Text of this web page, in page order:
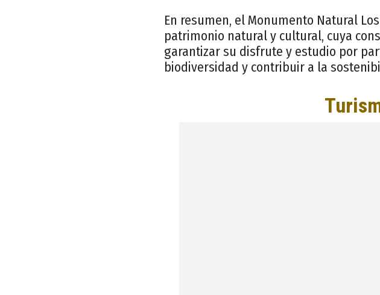
En resumen, el Monumento Natural
patrimonio natural y cultural, cuya
garantizar su disfrute y estudio por
biodiversidad y contribuir a la